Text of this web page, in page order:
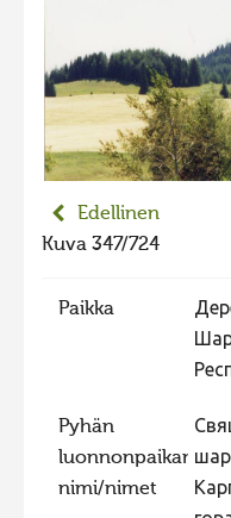
Liikkuvat kuvat
Hiite kuvavõistlus
Hiite kuvavõistlus
Hiite kuvavõistlus
Hiite kuvavõistlus
Hiite kuvavõistlus
Hiite kuvavõistlus
Edellinen
Kuva 347/724
Paikka
Pyhän
luonnonpaikan
nimi/nimet